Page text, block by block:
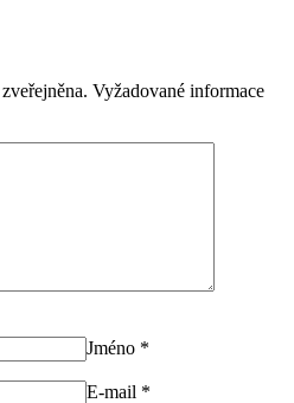
Vyžadované informace
Jméno *
E-mail *